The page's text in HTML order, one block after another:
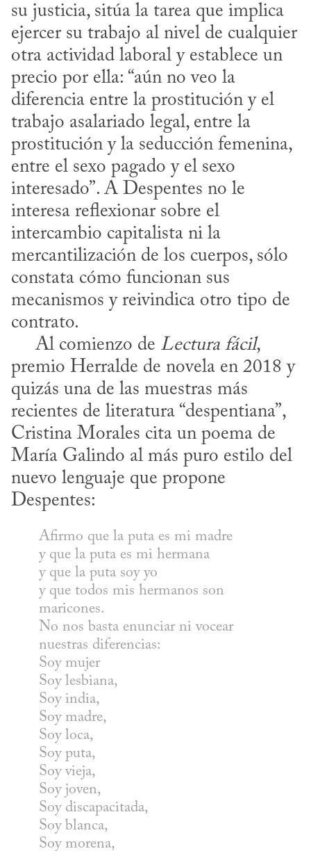
su justicia, sitúa la tarea que implica
ejercer su trabajo al nivel de cualquier
otra actividad laboral y establece un
precio por ella: “aún no veo la
diferencia entre la prostitución y el
trabajo asalariado legal, entre la
prostitución y la seducción femenina,
entre el sexo pagado y el sexo
interesado”. A Despentes no le
interesa reflexionar sobre el
intercambio capitalista ni la
mercantilización de los cuerpos, sólo
constata cómo funcionan sus
mecanismos y reivindica otro tipo de
contrato.
     Al comienzo de
Lectura fácil,
premio Herralde de novela en 2018 y
quizás una de las muestras más
recientes de literatura “despentiana”,
Cristina Morales cita un poema de
María Galindo al más puro estilo del
nuevo lenguaje que propone
Despentes:
Afirmo que la puta es mi madre
y que la puta es mi hermana
y que la puta soy yo
y que todos mis hermanos son
maricones.
No nos basta enunciar ni vocear
nuestras diferencias:
Soy mujer
Soy lesbiana,
Soy india,
Soy madre,
Soy loca,
Soy puta,
Soy vieja,
Soy joven,
Soy discapacitada,
Soy blanca,
Soy morena,